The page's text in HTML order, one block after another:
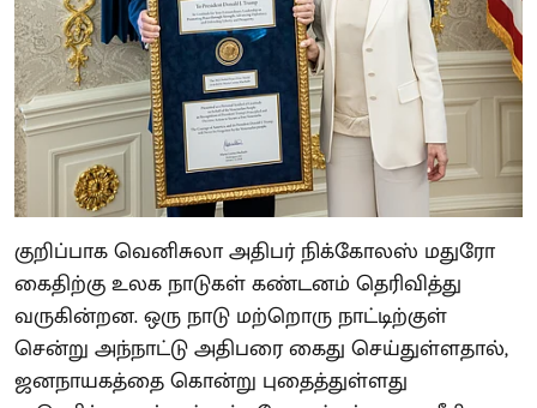
குறிப்பாக வெனிசுலா அதிபர் நிக்கோலஸ் மதுரோ
கைதிற்கு உலக நாடுகள் கண்டனம் தெரிவித்து
வருகின்றன. ஒரு நாடு மற்றொரு நாட்டிற்குள்
சென்று அந்நாட்டு அதிபரை கைது செய்துள்ளதால்,
ஜனநாயகத்தை கொன்று புதைத்துள்ளது